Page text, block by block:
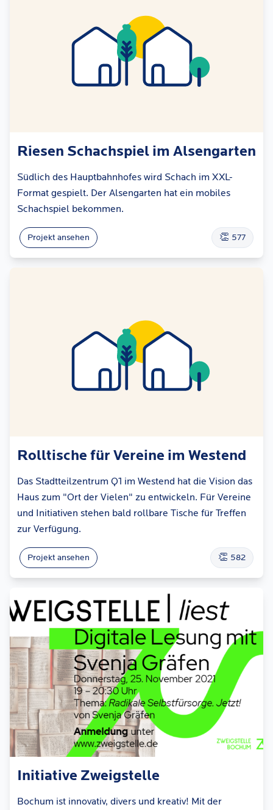
Riesen Schachspiel im Alsengarten
Südlich des Hauptbahnhofes wird Schach im XXL-
Format gespielt. Der Alsengarten hat ein mobiles
Schachspiel bekommen.
Projekt ansehen 👏 577
Rolltische für Vereine im Westend
Das Stadtteilzentrum Q1 im Westend hat die Vision das
Haus zum "Ort der Vielen" zu entwickeln. Für Vereine
und Initiativen stehen bald rollbare Tische für Treffen
zur Verfügung.
Projekt ansehen 👏 582
Initiative Zweigstelle
Bochum ist innovativ, divers und kreativ! Mit der